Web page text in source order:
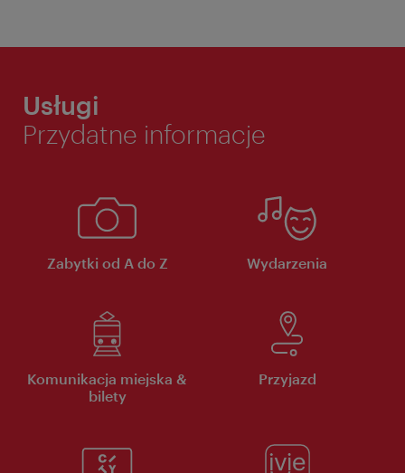
Usługi
Przydatne informacje
Zabytki od A do Z Wydarzenia
Komunikacja miejska &
bilety
Przyjazd